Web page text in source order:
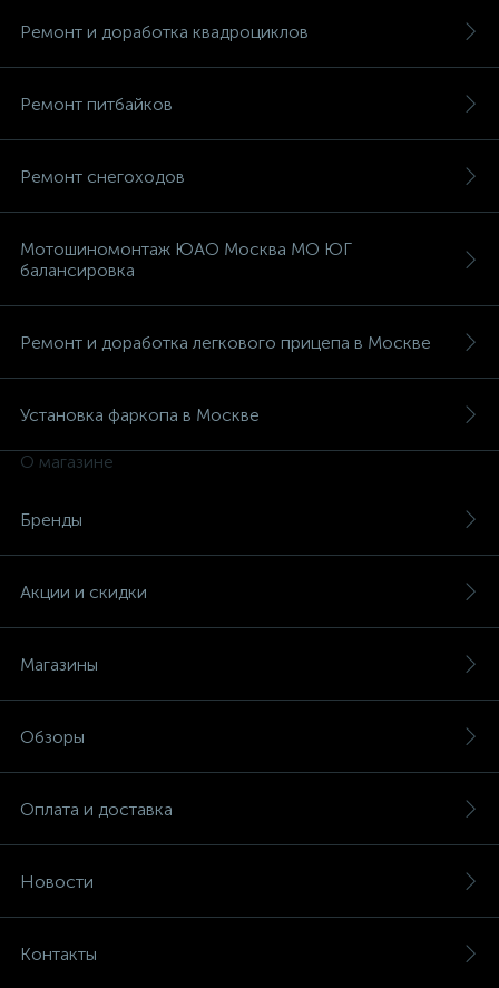
Ремонт и доработка квадроциклов
Ремонт питбайков
Ремонт снегоходов
Мотошиномонтаж ЮАО Москва МО ЮГ
балансировка
Ремонт и доработка легкового прицепа в Москве
Установка фаркопа в Москве
О магазине
Бренды
Акции и скидки
Магазины
Обзоры
Оплата и доставка
Новости
Контакты